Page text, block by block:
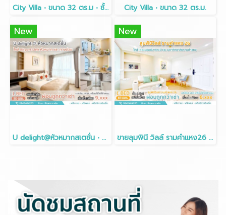
City Villa • ขนาด 32 ตร.ม • ชั้น 9 City Villa • ขนาด 32 ตร.ม.
New
U delight@หัวหมากสเตชั่น • 31 ตรม
New
ขายลุมพินี วิลล์ รามคำแหง26 (Lumpini Ville Ramkhamhaeng26)